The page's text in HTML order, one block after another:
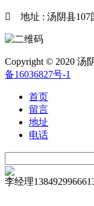
 地址 : 汤阴县107
Copyright © 2020
备16036827号-1
首页
留言
地址
电话
李经理13849299666